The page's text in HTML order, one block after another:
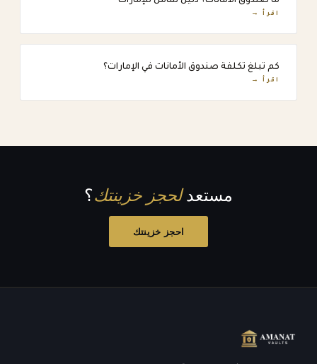
اقرأ →
كم تبلغ تكلفة صندوق الأمانات في الإمارات؟
اقرأ →
مستعدلحجز خزينتك؟
احجز خزينتك